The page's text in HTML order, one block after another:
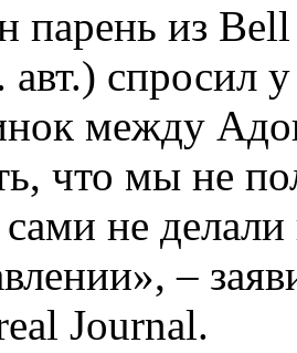
парень из
спросил
между
что мы не
не
–
Journal.